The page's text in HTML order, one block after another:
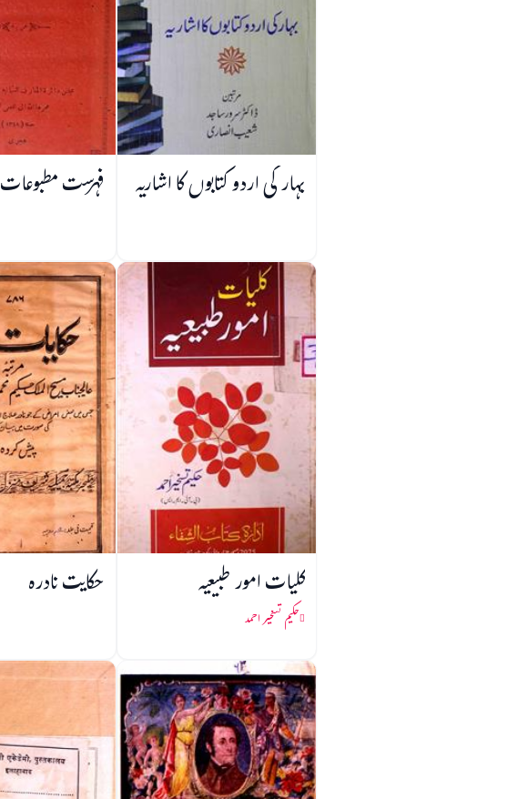
بہار کی اردو کتابوں کا اشاریہ فہرست مطبوعات
کلیات امور طبیعیہ
حکیم تسخیر احمد
حکایت نادرہ